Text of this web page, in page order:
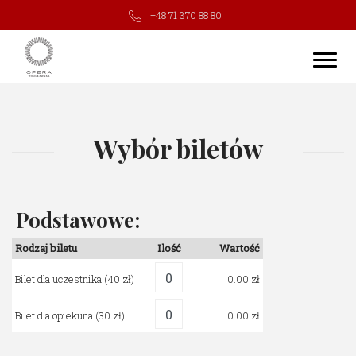
+48 71 370 88 80
Wybór biletów
Podstawowe:
Rodzaj biletu Ilość Wartość
Bilet dla uczestnika (40 zł) 0.00
Bilet dla opiekuna (30 zł) 0.00